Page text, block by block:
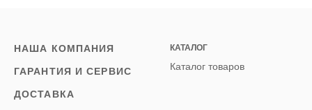
НАША КОМПАНИЯ
ГАРАНТИЯ И СЕРВИС
ДОСТАВКА
КАТАЛОГ
Каталог товаров